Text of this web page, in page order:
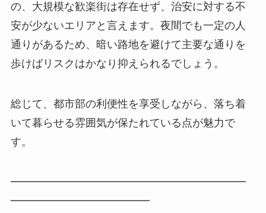
の、大規模な歓楽街は存在せず、治安に対する不
安が少ないエリアと言えます。夜間でも一定の人
通りがあるため、暗い路地を避けて主要な通りを
歩けばリスクはかなり抑えられるでしょう。
総じて、都市部の利便性を享受しながら、落ち着
いて暮らせる雰囲気が保たれている点が魅力で
す。
━━━━━━━━━━━━━━━━━━━━━━
━━━━━━━━━━━━━